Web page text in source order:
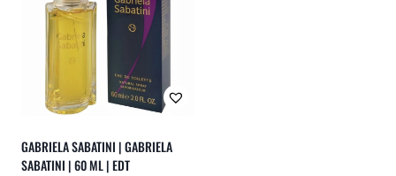
GABRIELA SABATINI | GABRIELA
SABATINI | 60 ML | EDT